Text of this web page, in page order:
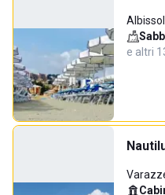
e altri